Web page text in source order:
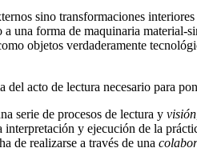
sino transformaciones
una forma de maquinaria
objetos verdaderamente
acto de lectura necesario para
serie de procesos de lectura y visión
y ejecución de la
de realizarse a través de una